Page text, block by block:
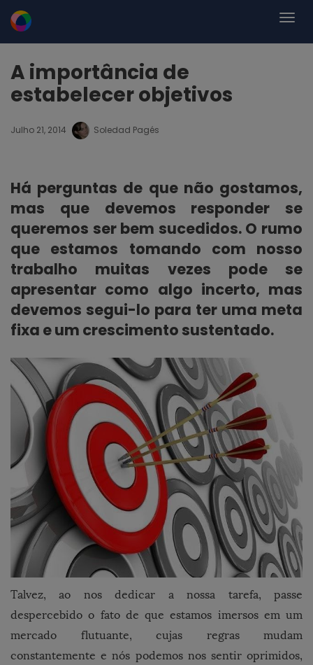
A importância de
estabelecer objetivos
Julho 21, 2014 Soledad Pagés
Há perguntas de que não gostamos,
mas que devemos responder se
queremos ser bem sucedidos. O rumo
que estamos tomando com nosso
trabalho muitas vezes pode se
apresentar como algo incerto, mas
devemos segui-lo para ter uma meta
fixa e um crescimento sustentado.
Talvez, ao nos dedicar a nossa tarefa, passe
despercebido o fato de que estamos imersos em um
mercado flutuante, cujas regras mudam
constantemente e nós podemos nos sentir oprimidos,